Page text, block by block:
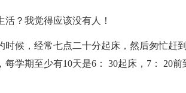
？我觉得应该没有人！
候，经常七点二十分起床，然后匆忙赶
学期至少有10天是6： 30起床，7： 20前